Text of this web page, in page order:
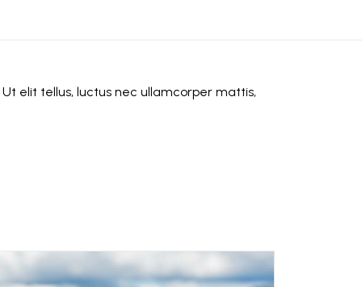
elit tellus, luctus nec ullamcorper mattis,